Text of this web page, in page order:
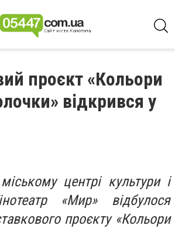
проєкт «Кольори
відкрився у
центрі культури і
«Мир» відбулося
проєкту «Кольори